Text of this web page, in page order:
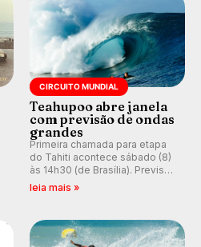
CIRCUITO MUNDIAL
Teahupoo abre janela
com previsão de ondas
grandes
Primeira chamada para etapa
do Tahiti acontece sábado (8)
às 14h30 (de Brasília). Previsão
indica swell consistente.
Kelly Slater convidado.
leia mais »